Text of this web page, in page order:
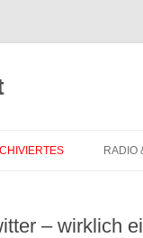
RADIO
– wirklich